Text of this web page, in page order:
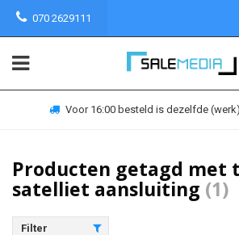
070 2629111
Voor 16:00 besteld is dezelfde
Producten getagd met
satelliet aansluiting (1)
Filter